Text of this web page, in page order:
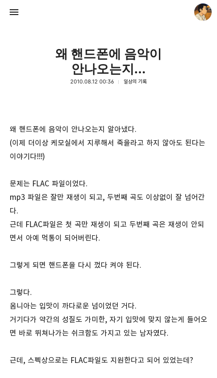
왜 핸드폰에 음악이
안나오는지...
2010.08.12 00:36 일상의 기록
왜 핸드폰에 음악이 안나오는지 알아냈다.
(이제 더이상 케모실에서 지루해서 죽을라고 하지 않아도 된다는
이야기다!!!)
문제는 FLAC 파일이었다.
mp3 파일은 잘만 재생이 되고, 두번째 곡도 이상없이 잘 넘어간
다.
근데 FLAC파일은 첫 곡만 재생이 되고 두번째 곡은 재생이 안되
면서 아예 먹통이 되어버린다.
그렇게 되면 핸드폰을 다시 껐다 켜야 된다.
그렇다.
옴니아는 입맛이 까다로운 넘이었던 거다.
거기다가 약간의 성질도 가미한, 자기 입맛에 맞지 않는게 들어오
면 바로 뛰쳐나가는 쉬크함도 가지고 있는 남자였다.
근데, 스펙상으로는 FLAC파일도 지원한다고 되어 있었는데?